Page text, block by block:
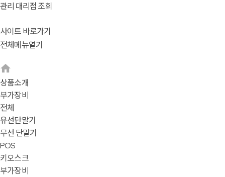
관리 대리점 조회
사이트 바로가기
전체메뉴열기
상품소개
부가장비
전체
유선단말기
무선 단말기
POS
키오스크
부가장비